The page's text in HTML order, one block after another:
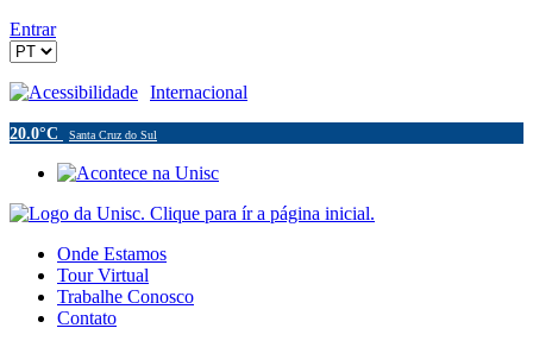
Entrar
Acessibilidade Internacional
20.0°C Santa Cruz do Sul
Onde Estamos
Tour Virtual
Trabalhe Conosco
Contato